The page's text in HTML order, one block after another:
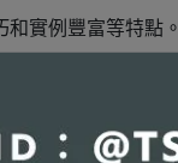
實例豐富等特點。